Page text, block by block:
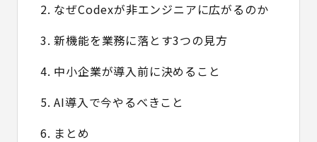
2. なぜCodexが非エンジニアに広がるのか
3. 新機能を業務に落とす3つの見方
4. 中小企業が導入前に決めること
5. AI導入で今やるべきこと
6. まとめ